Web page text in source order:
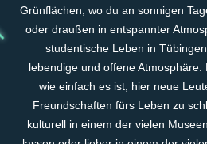
Grünflächen, wo du an sonnigen
oder draußen in entspannter
studentische Leben in
lebendige und offene Atmosphäre.
wie einfach es ist, hier neue
Freundschaften fürs Leben zu
kulturell in einem der vielen